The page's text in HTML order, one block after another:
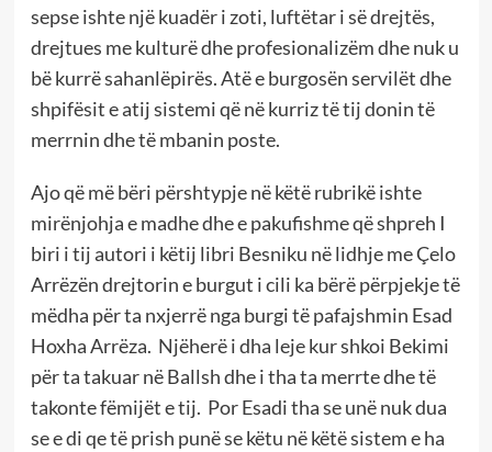
sepse ishte një kuadër i zoti, luftëtar i së drejtës,
drejtues me kulturë dhe profesionalizëm dhe nuk u
bë kurrë sahanlëpirës. Atë e burgosën servilët dhe
shpifësit e atij sistemi që në kurriz të tij donin të
merrnin dhe të mbanin poste.
Ajo që më bëri përshtypje në këtë rubrikë ishte
mirënjohja e madhe dhe e pakufishme që shpreh I
biri i tij autori i këtij libri Besniku në lidhje me Çelo
Arrëzën drejtorin e burgut i cili ka bërë përpjekje të
mëdha për ta nxjerrë nga burgi të pafajshmin Esad
Hoxha Arrëza. Njëherë i dha leje kur shkoi Bekimi
për ta takuar në Ballsh dhe i tha ta merrte dhe të
takonte fëmijët e tij. Por Esadi tha se unë nuk dua
se e di qe të prish punë se këtu në këtë sistem e ha